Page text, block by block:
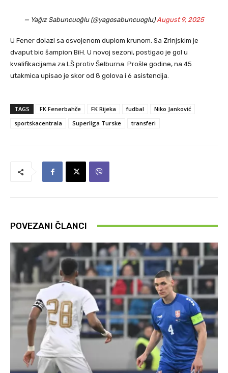
— Yağız Sabuncuoğlu (@yagosabuncuoglu)August 9, 2025
U Fener dolazi sa osvojenom duplom krunom. Sa Zrinjskim je
dvaput bio šampion BiH. U novoj sezoni, postigao je gol u
kvalifikacijama za LŠ protiv Šelburna. Prošle godine, na 45
utakmica upisao je skor od 8 golova i 6 asistencija.
TAGS FK Fenerbahče FK Rijeka fudbal
Niko Janković
sportskacentrala
Superliga Turske transferi
POVEZANI ČLANCI